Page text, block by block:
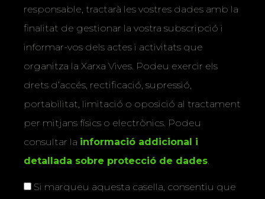
responsable, tractarà les vostres dades amb la
finalitat de gestionar la vostra subscripció i
informar-vos dels actes i activitats que
organitza la Xarxa Vives. Podeu exercir els
drets d’accés, rectificació, supressió,
portabilitat, limitació o oposició al tractament
per mitjans físics o electrònics. Podeu
consultar la informació addicional i
detallada sobre protecció de dades.
Si marqueu aquesta casella, consentiu que